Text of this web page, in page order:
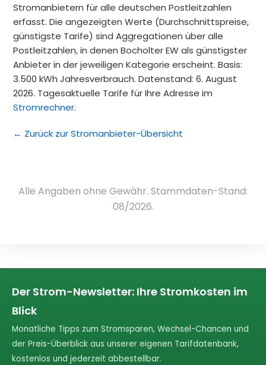
Stromanbietern für alle deutschen Postleitzahlen
erfasst. Die angezeigten Werte (Durchschnittspreise,
günstigste Tarife) sind Aggregationen über alle
Postleitzahlen, in denen Bocholter EW als günstigster
Anbieter in der jeweiligen Kategorie erscheint. Basis:
3.500 kWh Jahresverbrauch. Datenstand: 6. August
2026. Tagesaktuelle Tarife für Ihre Adresse im
Stromrechner.
← Zurück zur Stromanbieter-Übersicht
Alle Angaben ohne Gewähr. Stammdaten-Stand:
08/2026.
Der Strom-Newsletter: Ihre Stromkosten im
Blick
Monatliche Tipps zum Stromsparen, Wechsel-Chancen und
der Preis-Überblick aus unserer eigenen Tarifdatenbank,
kostenlos und jederzeit abbestellbar.